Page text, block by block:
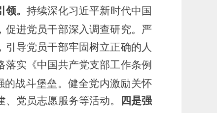
领。持续深化习近平新时代中国
促进党员干部深入调查研究。严
导党员干部牢固树立正确的人
实《中国共产党支部工作条例
战斗堡垒。健全党内激励关怀
、党员志愿服务等活动。
四是强